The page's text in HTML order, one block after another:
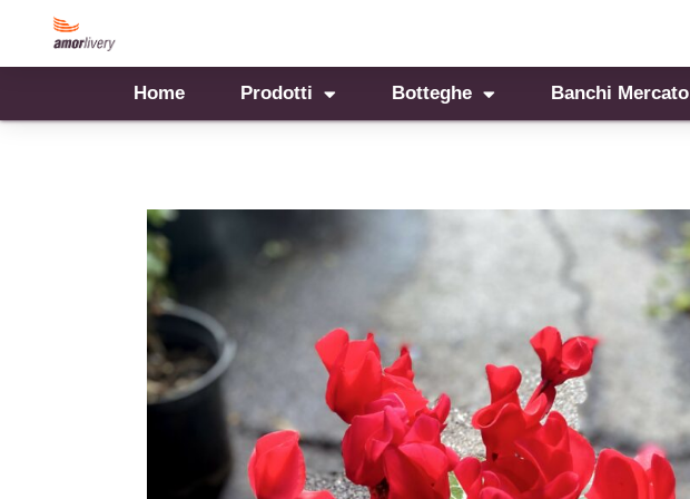
Home Prodotti Botteghe Banchi Mercato